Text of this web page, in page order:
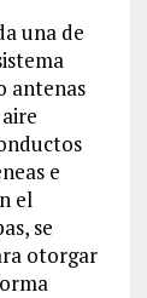
una de
antenas
e
el
se
otorgar